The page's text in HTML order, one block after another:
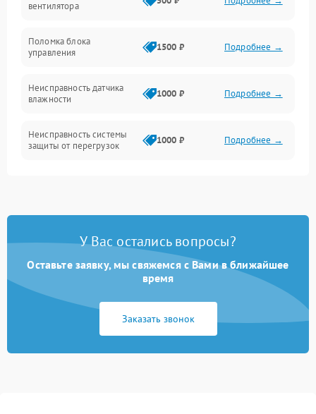
Датчики
вентилятора
Поломка блока
управления
1500 ₽ Подробнее →
Неисправность датчика
влажности
1000 ₽ Подробнее →
Неисправность системы
защиты от перегрузок
1000 ₽ Подробнее →
Поломка системы защиты
от короткого замыкания
1000 ₽ Подробнее →
защиты от перегрева
Подробнее →
Повреждение системы
перенапряжения
У Вас остались вопросы?
Оставьте заявку, мы свяжемся с Вами в ближайшее
время
Заказать звонок